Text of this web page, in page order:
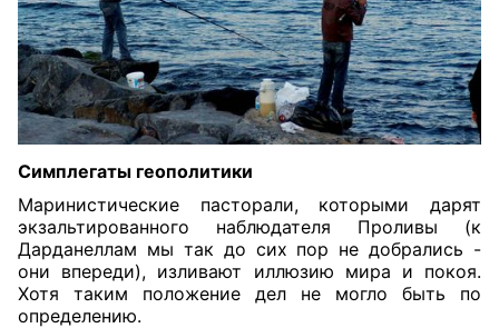
Симплегаты геополитики
Маринистические пасторали, которыми дарят
экзальтированного наблюдателя Проливы (к
Дарданеллам мы так до сих пор не добрались -
они впереди), изливают иллюзию мира и покоя.
Хотя таким положение дел не могло быть по
определению.